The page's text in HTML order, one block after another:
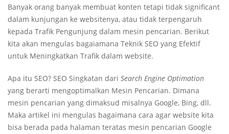
Banyak orang banyak membuat konten tetapi tidak significant
dalam kunjungan ke websitenya, atau tidak terpengaruh
kepada Trafik Pengunjung dalam mesin pencarian. Berikut
kita akan mengulas bagaiamana Teknik SEO yang Efektif
untuk Meningkatkan Trafik dalam website.
Apa itu SEO? SEO Singkatan dari Search Engine Optimation
yang berarti mengoptimalkan Mesin Pencarian. Dimana
mesin pencarian yang dimaksud misalnya Google, Bing, dll.
Maka artikel ini mengulas bagaimana cara agar website kita
bisa berada pada halaman teratas mesin pencarian Google